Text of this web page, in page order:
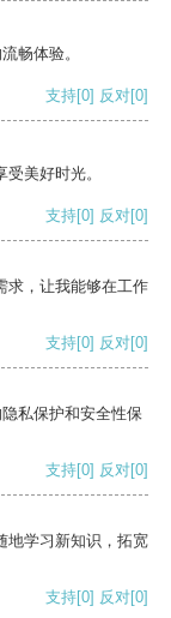
畅体验。
支持[0] 反对[0]
美好时光。
支持[0] 反对[0]
求，让我能够在工作
支持[0] 反对[0]
私保护和安全性保
支持[0] 反对[0]
地学习新知识，拓宽
支持[0] 反对[0]